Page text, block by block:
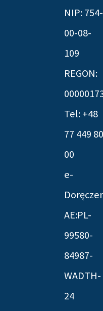
NIP: 754-
00-08-
109
REGON:
Tel: +48
77 449 80
00
e-
AE:PL-
99580-
84987-
WADTH-
24